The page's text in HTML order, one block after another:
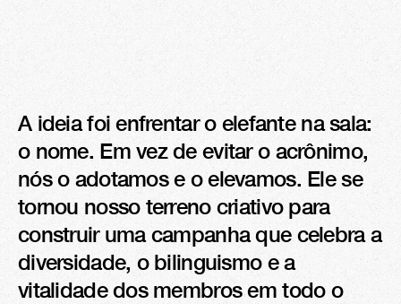
A ideia foi enfrentar o elefante na sala:
o nome. Em vez de evitar o acrônimo,
nós o adotamos e o elevamos. Ele se
tornou nosso terreno criativo para
construir uma campanha que celebra a
diversidade, o bilinguismo e a
vitalidade dos membros em todo o